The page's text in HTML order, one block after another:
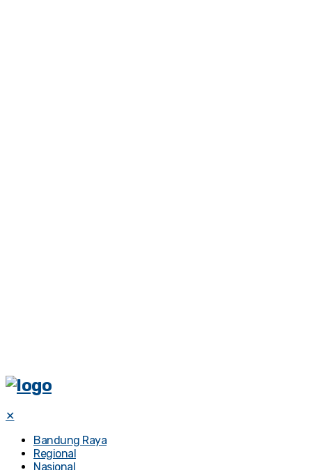
✕
Bandung Raya
Regional
Nasional